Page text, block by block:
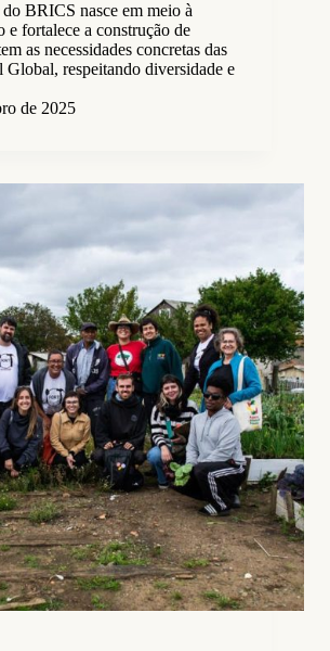
BRICS nasce em meio à
e fortalece a construção de
as necessidades concretas das
Global, respeitando diversidade e
de 2025